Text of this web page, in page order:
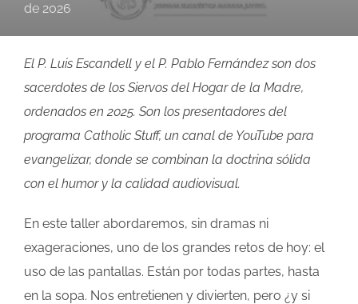
de 2026
El P. Luis Escandell y el P. Pablo Fernández son dos
sacerdotes de los Siervos del Hogar de la Madre,
ordenados en 2025. Son los presentadores del
programa Catholic Stuff, un canal de YouTube para
evangelizar, donde se combinan la doctrina sólida
con el humor y la calidad audiovisual.
En este taller abordaremos, sin dramas ni
exageraciones, uno de los grandes retos de hoy: el
uso de las pantallas. Están por todas partes, hasta
en la sopa. Nos entretienen y divierten, pero ¿y si